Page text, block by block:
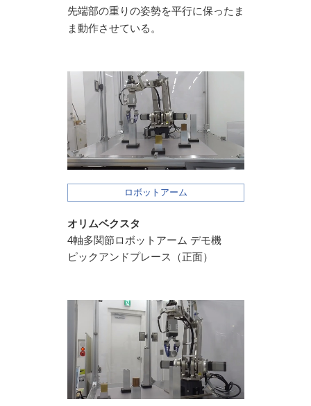
先端部の重りの姿勢を平行に保ったま
ま動作させている。
ロボットアーム
オリムベクスタ
4軸多関節ロボットアーム デモ機
ピックアンドプレース（正面）